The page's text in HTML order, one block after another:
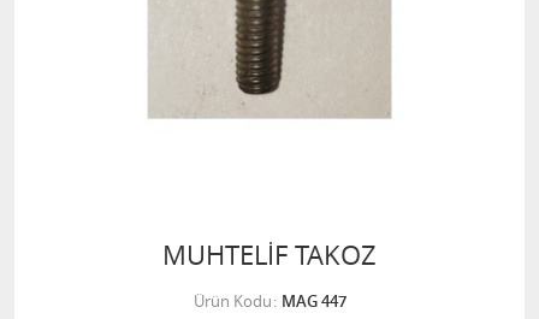
MUHTELİF TAKOZ
Ürün Kodu MAG 447